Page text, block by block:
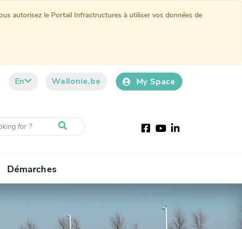
En Wallonie.be My Space
Facebook
YoutubeLinkedIn
Démarches
autorisez le Portail Infrastructures à utiliser vos données de